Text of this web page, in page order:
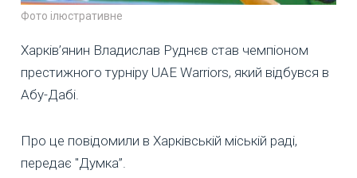
Фото ілюстративне
Харків’янин Владислав Руднєв став чемпіоном
престижного турніру UAE Warriors, який відбувся в
Абу-Дабі.
Про це повідомили в Харківській міській раді,
передає "Думка”.